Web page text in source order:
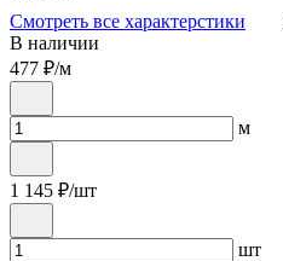
Смотреть все характерстики
В наличии
477 ₽/м
м
1 145 ₽/шт
шт